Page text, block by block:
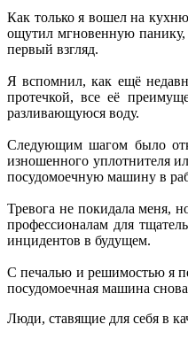
Как только я вошел на
ощутил мгновенную панику,
первый взгляд.
Я вспомнил, как ещё
протечкой, все её
разливающуюся воду.
Следующим шагом было
изношенного уплотнителя
посудомоечную машину в
Тревога не покидала меня,
профессионалам для
инцидентов в будущем.
С печалью и решимостью я
посудомоечная машина
Люди, ставящие для себя в